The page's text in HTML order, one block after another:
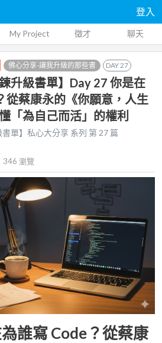
登入
My Project 徵才 聊天
佛心分享-讓我升級的那些書 DAY27
升級書單】Day 27 你是在
從蔡康永的《你願意，人生
「為自己而活」的權利
書單】私心大分享 系列 第27 篇
346 瀏覽
誰寫 Code？從蔡康